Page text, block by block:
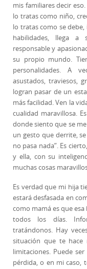
mis familiares decir
lo tratas como niño,
lo tratas como se
habilidades, llega a
responsable y
su propio mundo.
personalidades. A
asustados, traviesos,
logran pasar de un
más facilidad. Ven la
cualidad maravillosa.
donde siento que se
un gesto que derrite,
no pasa nada”. Es
y ella, con su
muchas cosas
Es verdad que mi hija
estará desfasada en
como mamá es que
todos los días.
tratándonos. Hay
situación que te hace
limitaciones. Puede
pérdida, o en mi caso,